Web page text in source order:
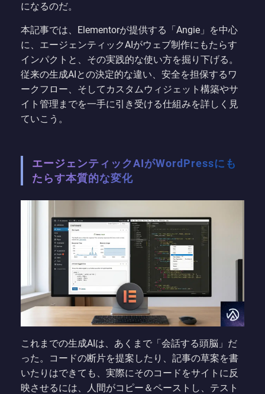
になるのだ。
本記事では、Elementorが提供する「Angie」を中心
に、エージェンティックAIがウェブ制作にもたらす
インパクトと、その実践的な使い方を掘り下げる。
従来の生成AIとの決定的な違い、安全を担保するワ
ークフロー、そしてカスタムウィジェット構築やサ
イト管理までを一手に引き受ける仕組みを詳しく見
ていこう。
エージェンティックAIがWordPressにも
たらす本質的な変化
これまでの生成AIは、あくまで「会話する頭脳」だ
った。コードの断片を提案したり、記事の草案を書
いたりはできても、実際にそのコードをサイトに反
映させるには、人間がコピー＆ペーストし、テスト